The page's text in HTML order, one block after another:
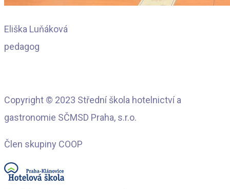
Eliška Luňáková
pedagog
Copyright © 2023 Střední škola hotelnictví a
gastronomie SČMSD Praha, s.r.o.
Člen skupiny COOP